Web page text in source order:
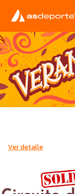
Ver detalle